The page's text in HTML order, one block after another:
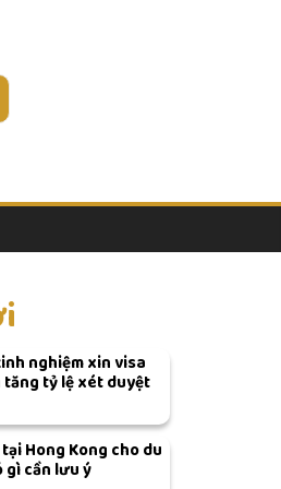
nghiệm xin visa
tỷ lệ xét duyệt
Hong Kong cho du
gì cần lưu ý